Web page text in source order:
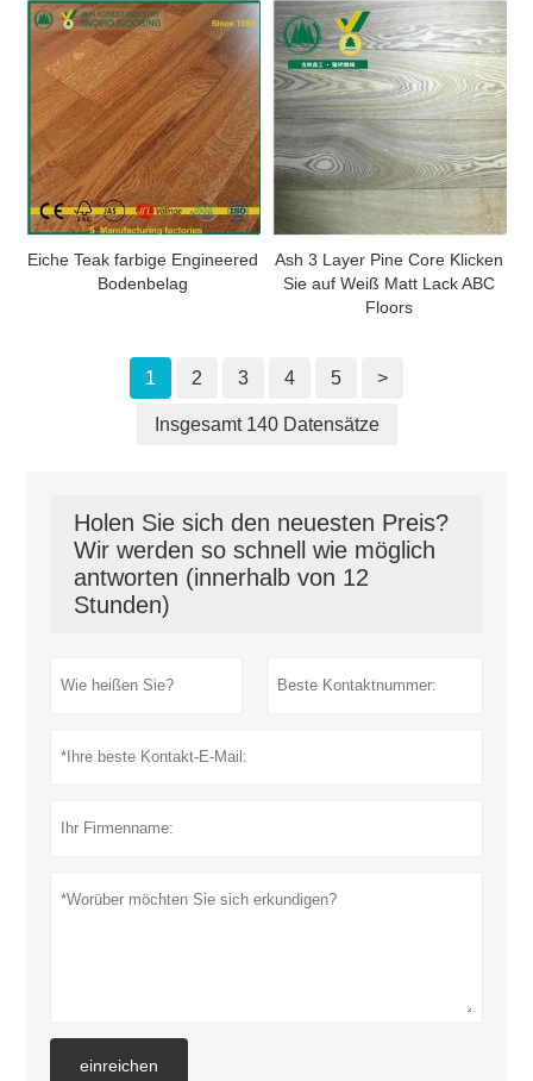
Eiche Teak farbige Engineered
Bodenbelag
Ash 3 Layer Pine Core Klicken
Sie auf Weiß Matt Lack ABC
Floors
1 2 3 4 5 >
Insgesamt 140 Datensätze
Holen Sie sich den neuesten Preis?
Wir werden so schnell wie möglich
antworten (innerhalb von 12
Stunden)
einreichen